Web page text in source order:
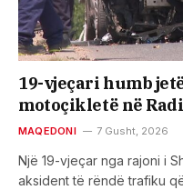
19-vjeçari humb
motoçikletë në
MAQEDONI 7 Gusht, 2026
Një 19-vjeçar nga rajoni i
aksident të rëndë trafiku